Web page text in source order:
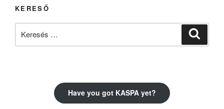
KERESŐ
Have you got KASPA yet?